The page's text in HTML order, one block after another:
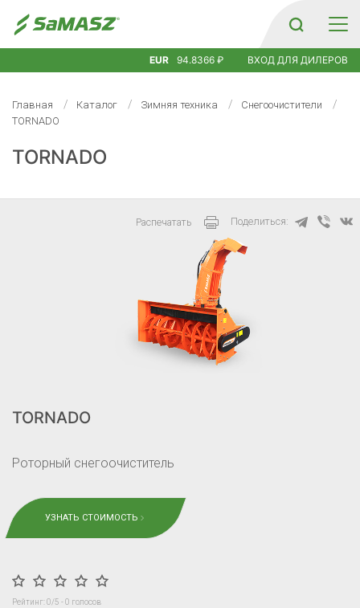
EUR 94.8366 ₽ ВХОД ДЛЯ ДИЛЕРОВ
Главная Каталог Зимняя техника
Снегоочистители
TORNADO
TORNADO
Распечатать Поделиться:
TORNADO
Роторный снегоочиститель
УЗНАТЬ СТОИМОСТЬ
Рейтинг:0/5 -0 голосов